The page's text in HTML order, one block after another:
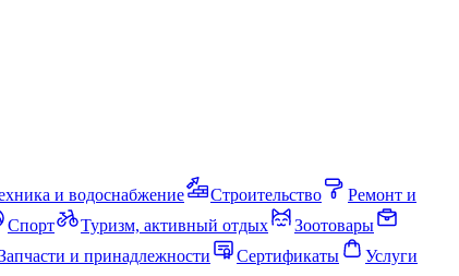
и водоснабжение Строительство
Ремонт и
Спорт Туризм, активный отдых
Зоотовары
и принадлежности Сертификаты
Услуги